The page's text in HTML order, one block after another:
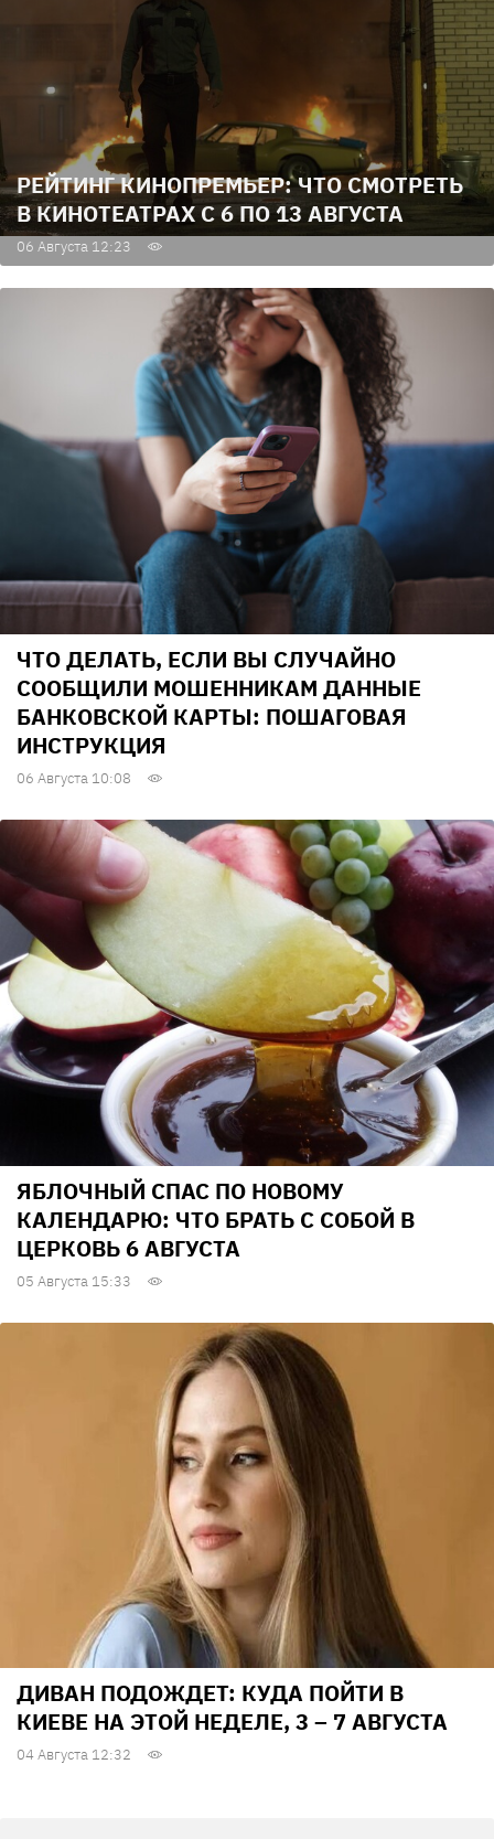
РЕЙТИНГ КИНОПРЕМЬЕР: ЧТО СМОТРЕТЬ
В КИНОТЕАТРАХ С 6 ПО 13 АВГУСТА
06 Августа 12:23
ЧТО ДЕЛАТЬ, ЕСЛИ ВЫ СЛУЧАЙНО
СООБЩИЛИ МОШЕННИКАМ ДАННЫЕ
БАНКОВСКОЙ КАРТЫ: ПОШАГОВАЯ
ИНСТРУКЦИЯ
06 Августа 10:08
ЯБЛОЧНЫЙ СПАС ПО НОВОМУ
КАЛЕНДАРЮ: ЧТО БРАТЬ С СОБОЙ В
ЦЕРКОВЬ 6 АВГУСТА
05 Августа 15:33
ДИВАН ПОДОЖДЕТ: КУДА ПОЙТИ В
КИЕВЕ НА ЭТОЙ НЕДЕЛЕ, 3 – 7 АВГУСТА
04 Августа 12:32